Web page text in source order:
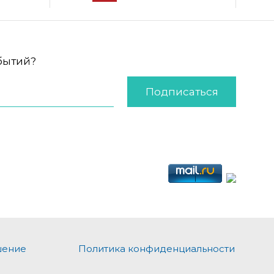
Подписаться
Политика конфиденциальности